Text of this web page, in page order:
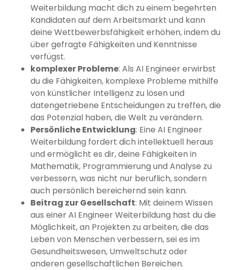
Weiterbildung macht dich zu einem begehrten
Kandidaten auf dem Arbeitsmarkt und kann
deine Wettbewerbsfähigkeit erhöhen, indem du
über gefragte Fähigkeiten und Kenntnisse
verfügst.
komplexer Probleme: Als AI Engineer erwirbst
du die Fähigkeiten, komplexe Probleme mithilfe
von künstlicher Intelligenz zu lösen und
datengetriebene Entscheidungen zu treffen, die
das Potenzial haben, die Welt zu verändern.
Persönliche Entwicklung: Eine AI Engineer
Weiterbildung fordert dich intellektuell heraus
und ermöglicht es dir, deine Fähigkeiten in
Mathematik, Programmierung und Analyse zu
verbessern, was nicht nur beruflich, sondern
auch persönlich bereichernd sein kann.
Beitrag zur Gesellschaft: Mit deinem Wissen
aus einer AI Engineer Weiterbildung hast du die
Möglichkeit, an Projekten zu arbeiten, die das
Leben von Menschen verbessern, sei es im
Gesundheitswesen, Umweltschutz oder
anderen gesellschaftlichen Bereichen.